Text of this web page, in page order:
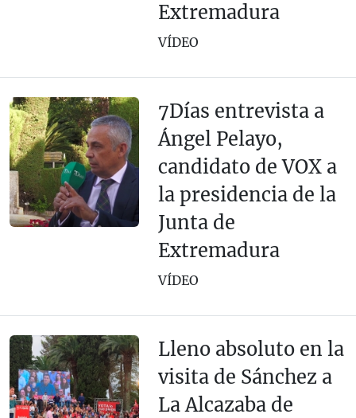
Extremadura
VÍDEO
7Días entrevista a
Ángel Pelayo,
candidato de VOX a
la presidencia de la
Junta de
Extremadura
VÍDEO
Lleno absoluto en la
visita de Sánchez a
La Alcazaba de